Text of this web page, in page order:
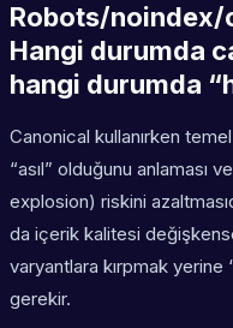
Robots/noindex/
Hangi durumda
hangi durumda
Canonical kullanırken
“asıl” olduğunu anlaması
explosion) riskini
da içerik kalitesi
varyantlara kırpmak yerine
gerekir.